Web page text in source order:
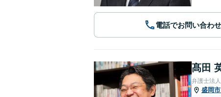
電話でお問い合わせ
髙田
弁護士法
盛岡市